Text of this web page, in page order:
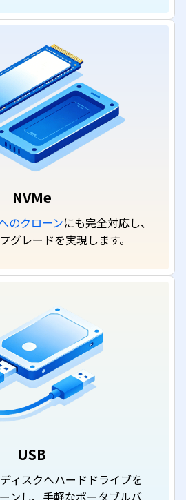
NVMe
のクローンにも完全対応し、
グレードを実現します。
USB
ィスクへハードドライブを
ンし、手軽なポータブルバ